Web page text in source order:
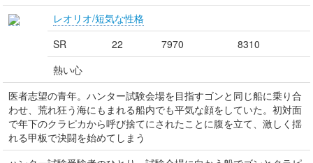
レオリオ/短気な性格
SR
22 7970
8310
熱い心
医者志望の青年。ハンター試験会場を目指すゴンと同じ船に乗り合
わせ、荒れ狂う海にもまれる船内でも平気な顔をしていた。初対面
で年下のクラピカから呼び捨てにされたことに腹を立て、激しく揺
れる甲板で決闘を始めてしまう